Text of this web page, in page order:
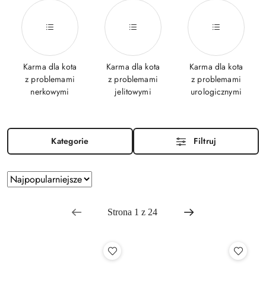
Karma dla kota
z problemami
nerkowymi
Karma dla kota
z problemami
jelitowymi
Karma dla kota
z problemami
urologicznymi
Kategorie Filtruj
Zastosowano
sortowanie:
Najpopularniejsze.
Sortuj
według